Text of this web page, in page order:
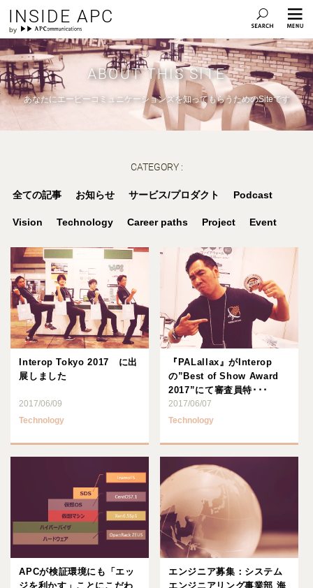
INSIDE APC
ABOUT THIS SITE
あなたにエーピーコミュニケーションズを知ってもらうためのSiteです
CATEGORY :
全ての記事 お知らせ サービス/プロダクト Podcast
Vision Technology Career paths Project Event
Interop Tokyo 2017 に出
展しました
2017/06/09
Technology
『PALallax』がInterop
の”Best of Show Award
2017”にて審査員特･･･
2017/06/07
Technology
APCが検証環境にも「エッ
ジを利かす」ことにこだわ
エンジニア募集：システム
エンジニアリング事業部 海